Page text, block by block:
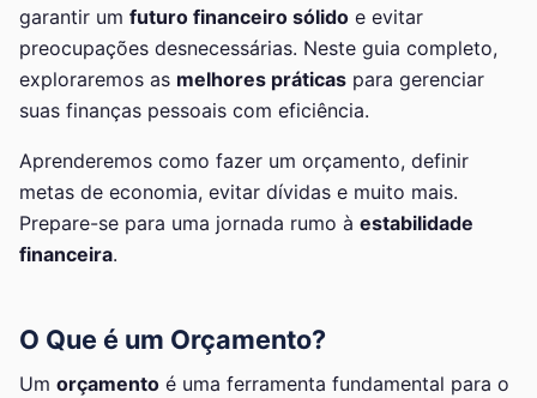
garantir um futuro financeiro sólido e evitar
preocupações desnecessárias. Neste guia completo,
exploraremos as melhores práticas para gerenciar
suas finanças pessoais com eficiência.
Aprenderemos como fazer um orçamento, definir
metas de economia, evitar dívidas e muito mais.
Prepare-se para uma jornada rumo à estabilidade
financeira.
O Que é um Orçamento?
Um orçamento é uma ferramenta fundamental para o